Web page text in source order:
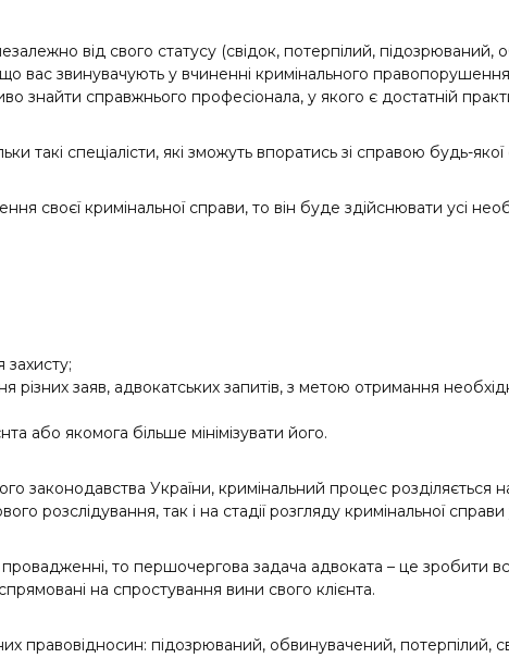
від свого статусу (свідок, потерпілий,
вас звинувачують у вчиненні кримінального
справжнього професіонала, у якого є достатній
спеціалісти, які зможуть впоратись зі справою будь-якої
своєї кримінальної справи, то він буде здійснювати усі
захисту;
заяв, адвокатських запитів, з метою отримання
або якомога більше мінімізувати його.
законодавства України, кримінальний процес розділяється
розслідування, так і на стадії розгляду кримінальної справи
то першочергова задача адвоката – це зробити
на спростування вини свого клієнта.
правовідносин: підозрюваний, обвинувачений, потерпілий,